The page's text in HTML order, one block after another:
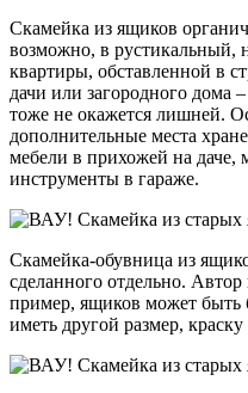
Скамейка из ящиков
возможно, в рустикальный,
квартиры, обставленной в
дачи или загородного дома
тоже не окажется лишней.
дополнительные места
мебели в прихожей на даче,
инструменты в гараже.
Скамейка-обувница из
сделанного отдельно.
пример, ящиков может
иметь другой размер,